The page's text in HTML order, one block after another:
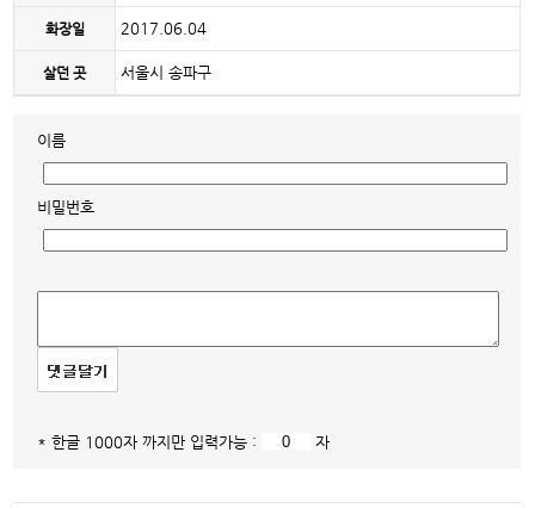
화장일 2017.06.04
살던 곳 서울시 송파구
이름
비밀번호
* 한글 1000자 까지만 입력가능 : 자